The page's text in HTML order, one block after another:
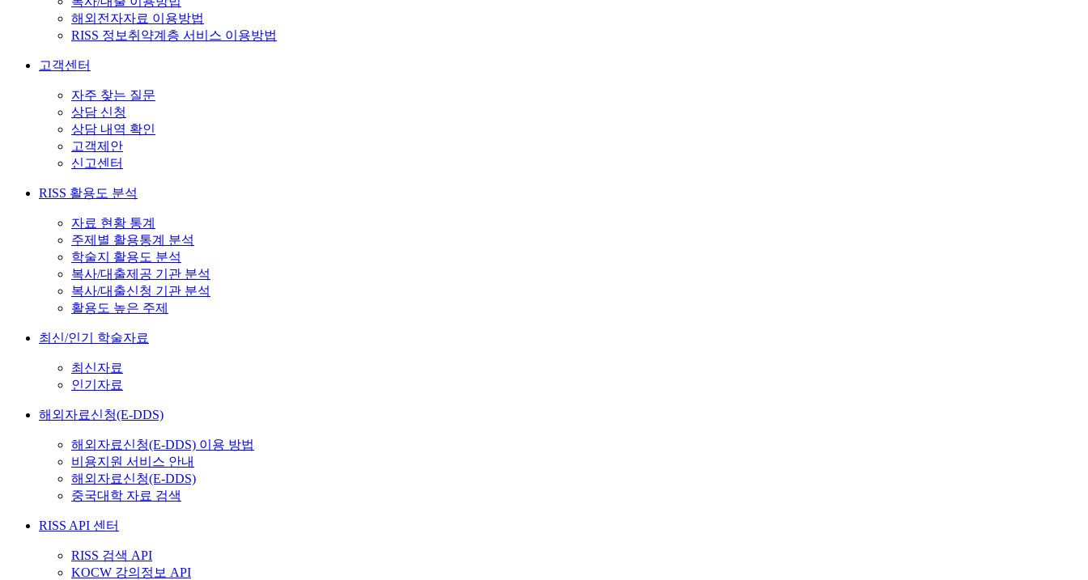
해외전자자료 이용방법
RISS 정보취약계층 서비스 이용방법
고객센터
자주 찾는 질문
상담 신청
상담 내역 확인
고객제안
신고센터
RISS 활용도 분석
자료 현황 통계
주제별 활용통계 분석
학술지 활용도 분석
복사/대출제공 기관 분석
복사/대출신청 기관 분석
활용도 높은 주제
최신/인기 학술자료
최신자료
인기자료
해외자료신청(E-DDS)
해외자료신청(E-DDS) 이용 방법
비용지원 서비스 안내
해외자료신청(E-DDS)
중국대학 자료 검색
RISS API 센터
RISS 검색 API
KOCW 강의정보 API